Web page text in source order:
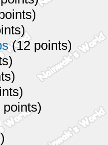
(12 points)
points)